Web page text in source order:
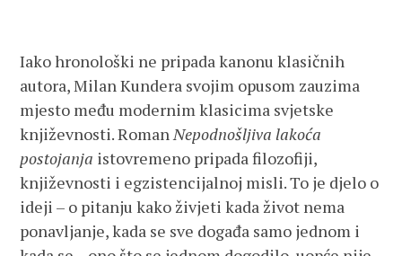
Iako hronološki ne pripada kanonu klasičnih
autora, Milan Kundera svojim opusom zauzima
mjesto među modernim klasicima svjetske
književnosti. RomanNepodnošljiva lakoća
postojanja istovremeno pripada filozofiji,
književnosti i egzistencijalnoj misli. To je djelo o
ideji – o pitanju kako živjeti kada život nema
ponavljanje, kada se sve događa samo jednom i